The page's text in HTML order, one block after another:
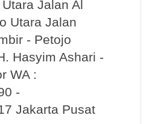
Jalan Al
Utara Jalan
- Petojo
Hasyim Ashari -
WA :
-
Jakarta Pusat